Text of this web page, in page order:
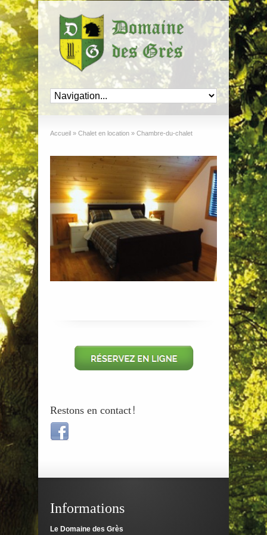
Accueil » Chalet en location » Chambre-du-chalet
Restons en contact!
Informations
Le Domaine des Grès